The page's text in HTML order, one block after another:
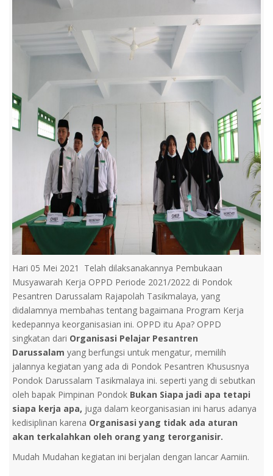
Hari 05 Mei 2021 Telah dilaksanakannya Pembukaan
Musyawarah Kerja OPPD Periode 2021/2022 di Pondok
Pesantren Darussalam Rajapolah Tasikmalaya, yang
didalamnya membahas tentang bagaimana Program Kerja
kedepannya keorganisasian ini. OPPD itu Apa? OPPD
singkatan dari Organisasi Pelajar Pesantren
Darussalam yang berfungsi untuk mengatur, memilih
jalannya kegiatan yang ada di Pondok Pesantren Khususnya
Pondok Darussalam Tasikmalaya ini. seperti yang di sebutkan
oleh bapak Pimpinan Pondok Bukan Siapa jadi apa tetapi
siapa kerja apa, juga dalam keorganisasian ini harus adanya
kedisiplinan karena Organisasi yang tidak ada aturan
akan terkalahkan oleh orang yang terorganisir.
Mudah Mudahan kegiatan ini berjalan dengan lancar Aamiin.